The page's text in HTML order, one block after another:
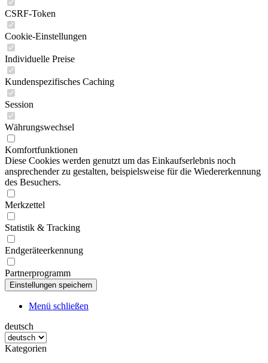
CSRF-Token
Cookie-Einstellungen
Individuelle Preise
Kundenspezifisches Caching
Session
Währungswechsel
Komfortfunktionen
Diese Cookies werden genutzt um das Einkaufserlebnis noch
ansprechender zu gestalten, beispielsweise für die Wiedererkennung
des Besuchers.
Merkzettel
Statistik & Tracking
Endgeräteerkennung
Partnerprogramm
Menü schließen
deutsch
Kategorien